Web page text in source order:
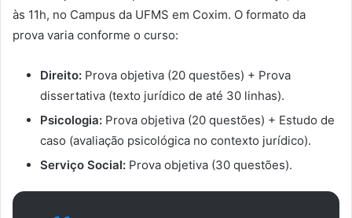
às 11h, no Campus da UFMS em Coxim. O formato da
prova varia conforme o curso:
Direito: Prova objetiva (20 questões) + Prova
dissertativa (texto jurídico de até 30 linhas).
Psicologia: Prova objetiva (20 questões) + Estudo de
caso (avaliação psicológica no contexto jurídico).
Serviço Social: Prova objetiva (30 questões).